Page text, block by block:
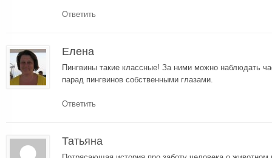
Ответить
Елена
Пингвины такие классные! За ними можно наблюдать
парад пингвинов собственными глазами.
Ответить
Татьяна